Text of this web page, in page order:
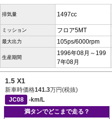
排気量 1497cc
ミッション フロア5MT
最大出力 105ps/6000rpm
生産期間
1996年08月～199
7年08月
1.5 X1
新車時価格141.3万円(税抜)
JC08
-km/L
満タンでどこまで走る？